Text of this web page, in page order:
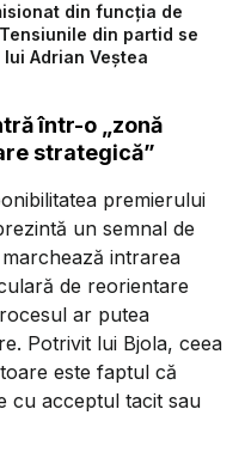
din funcția de
din partid se
Adrian Veștea
într-o „zonă
strategică”
premierului
un semnal de
intrarea
de reorientare
ar putea
Potrivit lui Bjola, ceea
este faptul că
cu acceptul tacit sau